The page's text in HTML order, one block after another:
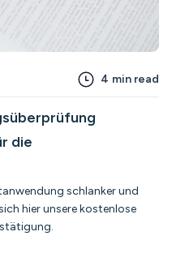
4 min read
die
schlanker und
hier unsere kostenlose